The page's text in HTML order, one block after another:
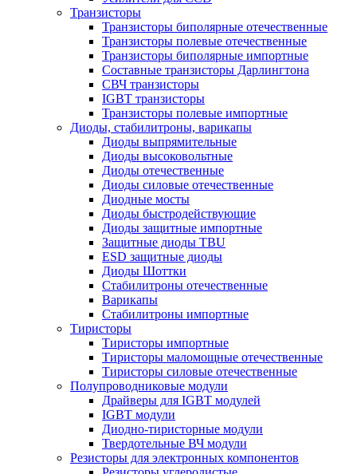
Транзисторы
Транзисторы биполярные отечественные
Транзисторы полевые отечественные
Транзисторы биполярные импортные
Составные транзисторы Дарлингтона
СВЧ транзисторы
IGBT транзисторы
Транзисторы полевые импортные
Диоды, стабилитроны, варикапы
Диоды выпрямительные
Диоды высоковольтные
Диоды отечественные
Диоды силовые отечественные
Диодные мосты
Диоды быстродействующие
Диоды защитные импортные
Защитные диоды TBU
ESD защитные диоды
Диоды Шоттки
Стабилитроны отечественные
Варикапы
Стабилитроны импортные
Тиристоры
Тиристоры импортные
Тиристоры маломощные отечественные
Тиристоры силовые отечественные
Полупроводниковые модули
Драйверы для IGBT модулей
IGBT модули
Диодно-тиристорные модули
Твердотельные ВЧ модули
Резисторы для электронных компонентов